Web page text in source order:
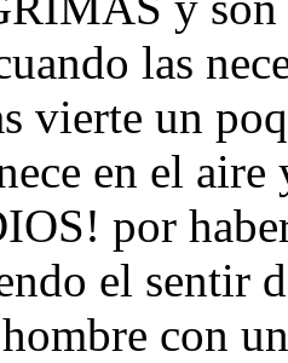
las
vierte un
en el
por
el sentir
con